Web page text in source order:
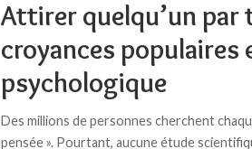
Attirer quelqu’un par
croyances populaires
psychologique
Des millions de personnes cherchent
pensée ». Pourtant, aucune étude